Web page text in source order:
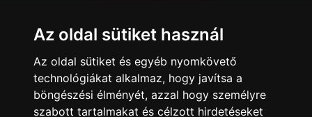
Az oldal sütiket használ
Az oldal sütiket és egyéb nyomkövető
technológiákat alkalmaz, hogy javítsa a
böngészési élményét, azzal hogy személyre
szabott tartalmakat és célzott hirdetéseket
https://nmhh.hu/veglegestorles
ÜGYFÉLSZOLGÁLAT
Elérhetőségek